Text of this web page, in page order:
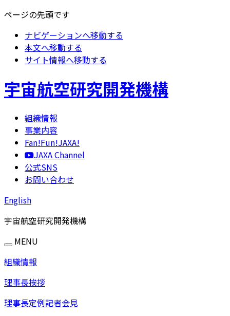
ページの先頭です
ナビゲーションへ移動する
本文へ移動する
サイト情報へ移動する
宇宙航空研究開発機構
組織情報
事業内容
Fan!Fun!JAXA!
JAXA Channel
公式SNS
お問い合わせ
English
宇宙航空研究開発機構
MENU
組織情報
理事長挨拶
理事長定例記者会見